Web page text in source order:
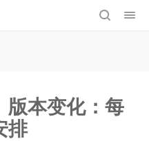
版本变化：每
排